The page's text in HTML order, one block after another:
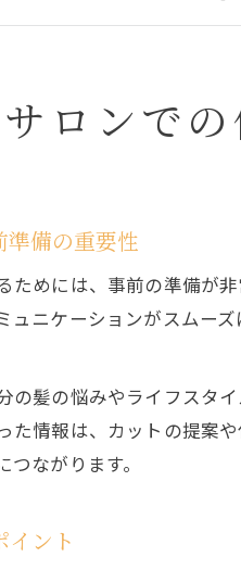
美容院でのカウ
ヘアサロンを活用し
ヘアサロンで理
美容院オーダーカ
髪型の相談をヘ
髪型が決まってない時
美容院で髪型が
ヘアサロンで迷
髪型未定でも安
写真を使ったヘアサ
ロンで
準備の重要性
ためには、事前の準備が
ュニケーションがスムー
髪の悩みやライフスタ
た情報は、カットの提
ながります。
ント